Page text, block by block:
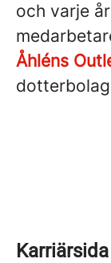
och varje
Åhléns
Karriärsida